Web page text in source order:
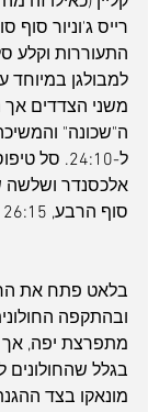
רייס ג'וניור סוף
התעוררות וקלע
למבולגן במיוחד
משני הצדדים
ה"שכונה"
ל-24:10.
אלכסנדר ושלשה
סוף הרבע, 26:15 אחרי 10 דקות.
בלאט פתח את
ובהתקפה
מתפרצת יפה,
בגלל שהחולונים